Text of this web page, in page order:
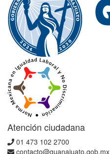
Atención ciudadana
01 473 102 2700
contacto@guanajuato.gob.mx